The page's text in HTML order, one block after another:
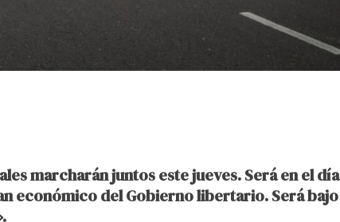
marcharán juntos este jueves. Será en el día
económico del Gobierno libertario. Será bajo